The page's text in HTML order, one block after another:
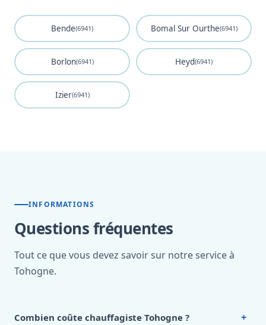
Bende(6941) Bomal Sur Ourthe(6941)
Borlon(6941) Heyd(6941)
Izier(6941)
INFORMATIONS
Questions fréquentes
Tout ce que vous devez savoir sur notre service à
Tohogne.
Combien coûte chauffagiste Tohogne ? +